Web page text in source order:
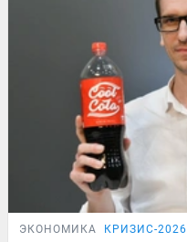
ЭКОНОМИКА КРИЗИС-2026